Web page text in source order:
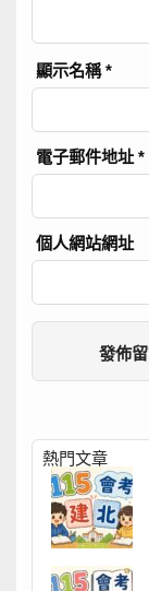
顯示名稱*
電子郵件地址*
個人網站網址
熱門文章